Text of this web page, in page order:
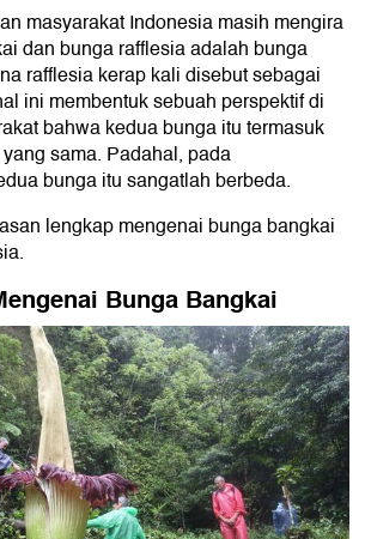
Mengenai Bunga Rafflesia
Antara Bunga Bangkai dan
dan Panggilan
Tumbuhan
Biak
masyarakat Indonesia masih mengira
dan bunga rafflesia adalah bunga
rafflesia kerap kali disebut sebagai
ini membentuk sebuah perspektif di
bahwa kedua bunga itu termasuk
sama. Padahal, pada
bunga itu sangatlah berbeda.
lengkap mengenai bunga bangkai
Bunga Bangkai